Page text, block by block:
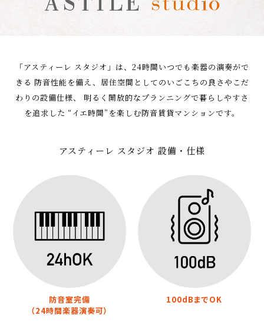
「アスティーレ スタジオ」は、24時間いつでも楽器の演奏がで
きる 防音性能を備え、居住空間としてのいごこちの良さやこだ
わりの設備仕様、
明るく開放的なプランニングで暮らしやすさ
を追求した “イエ時間”を楽しむ防音賃貸マンションです。
アスティーレ スタジオ 設備・仕様
防音室完備
（24時間楽器演奏可）
100dBまでOK